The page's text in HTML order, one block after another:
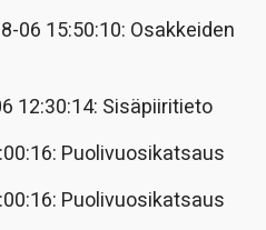
06 15:50:10: Osakkeiden
12:30:14: Sisäpiiritieto
Puolivuosikatsaus
Puolivuosikatsaus